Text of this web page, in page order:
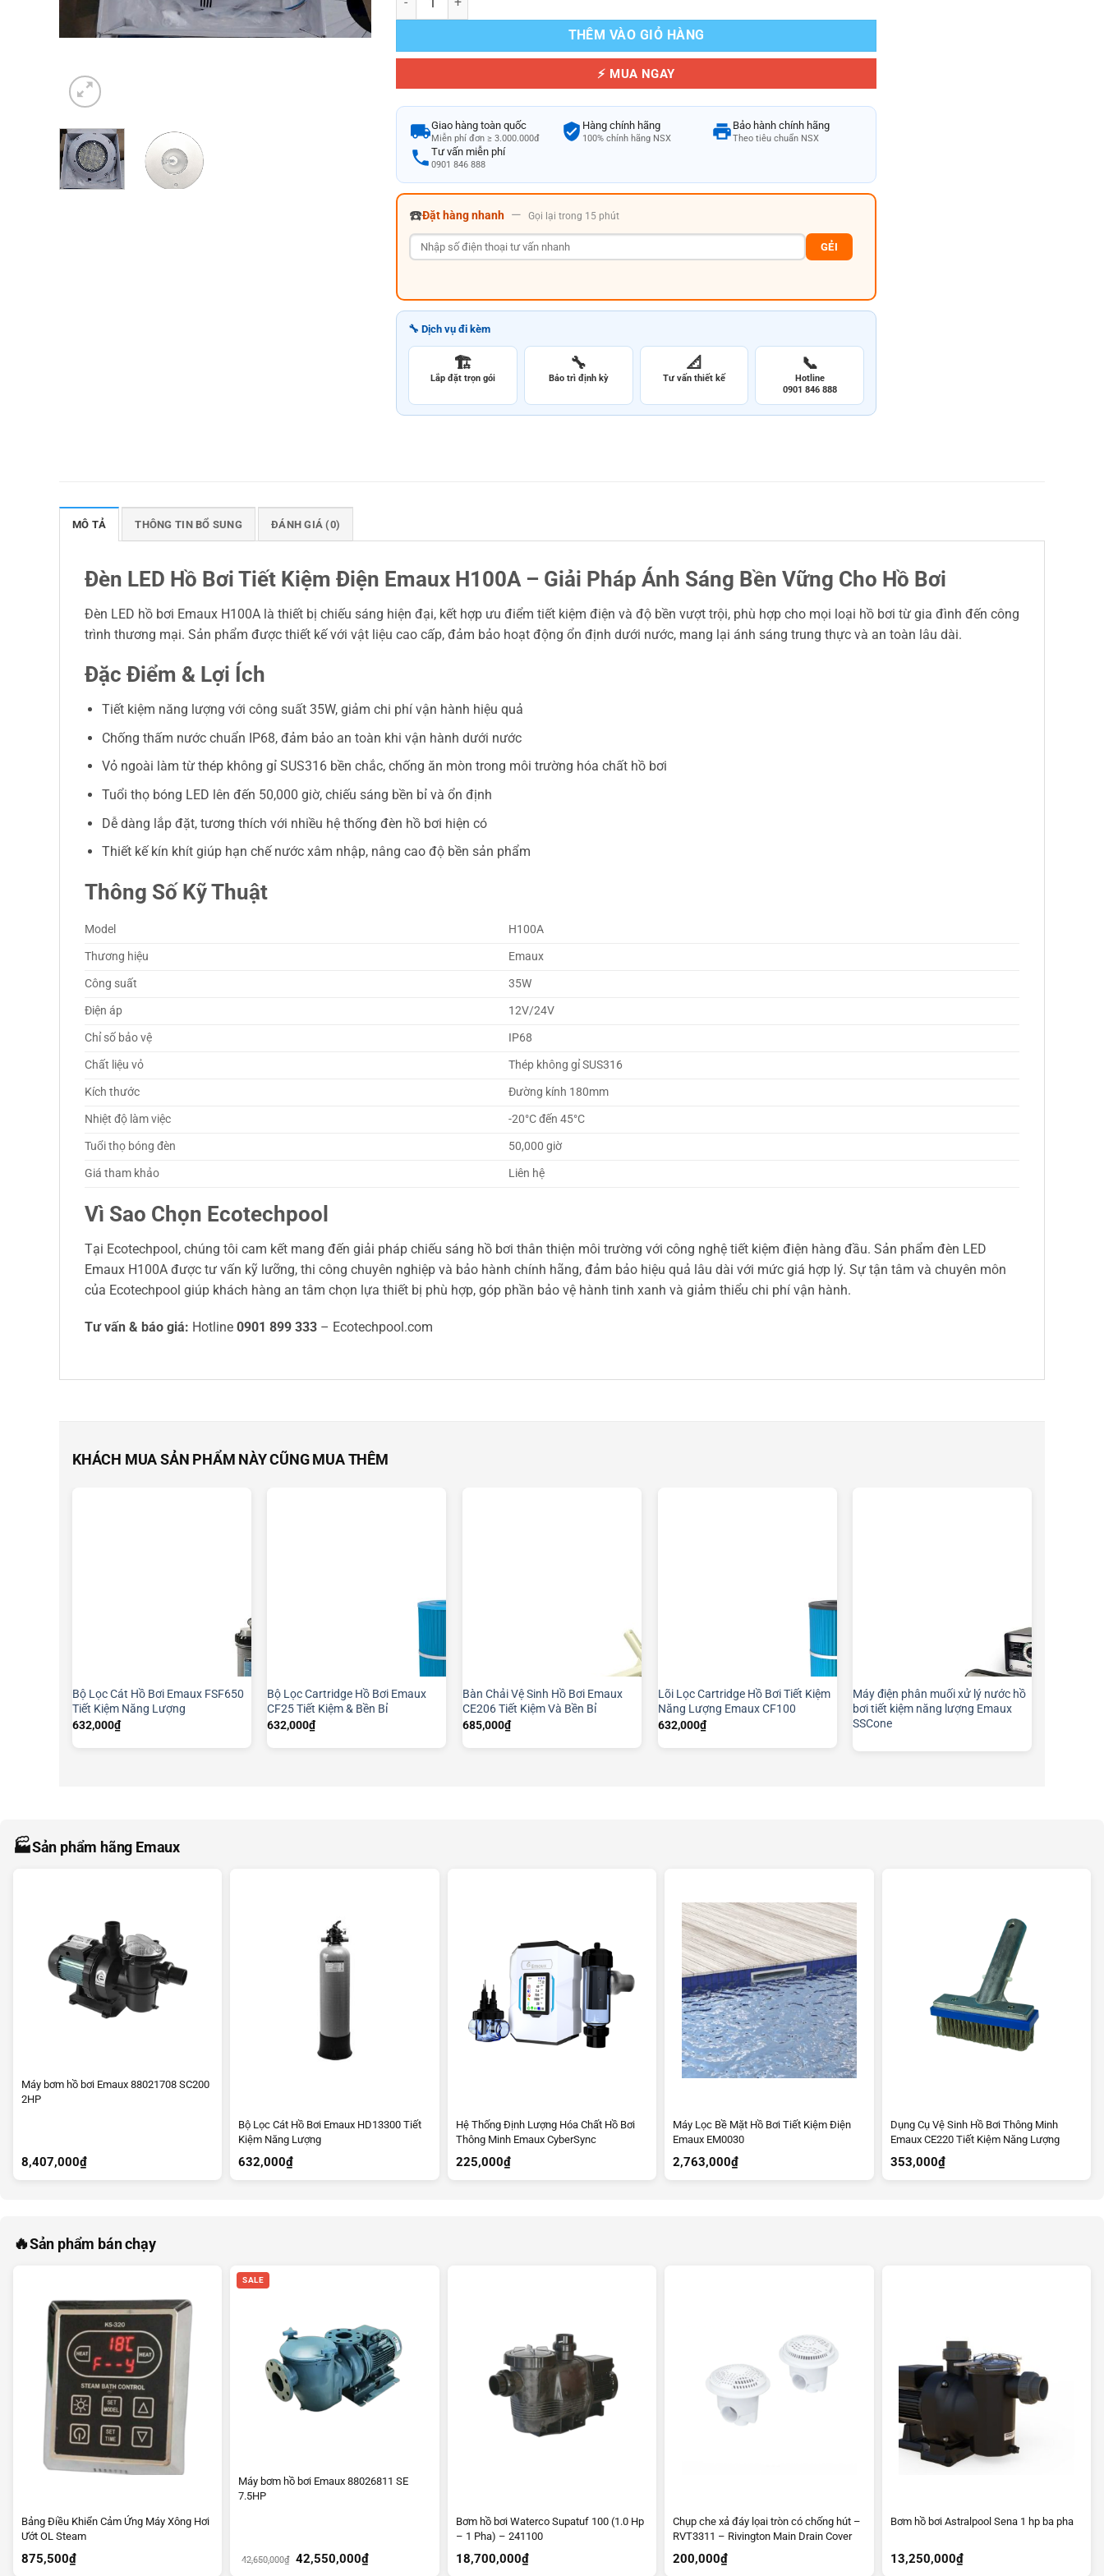
THÊM VÀO GIỎ HÀNG
⚡ MUA NGAY
Giao hàng toàn quốc
Miễn phí đơn ≥ 3.000.000đ
Hàng chính hãng
100% chính hãng NSX
Bảo hành chính hãng
Theo tiêu chuẩn NSX
Tư vấn miễn phí
0901 846 888
☎️Đặt hàng nhanh — Gọi lại trong 15 phút
GẺI
🔧 Dịch vụ đi kèm
🏗️
Lắp đặt trọn gói
🔧
Bảo trì định kỳ
📐
Tư vấn thiết kế
📞
Hotline
0901 846 888
MÔ TẢ THÔNG TIN BỔ SUNG ĐÁNH GIÁ (0)
Đèn LED Hồ Bơi Tiết Kiệm Điện Emaux H100A – Giải Pháp Ánh Sáng Bền Vững Cho Hồ Bơi
Đèn LED hồ bơi Emaux H100A là thiết bị chiếu sáng hiện đại, kết hợp ưu điểm tiết kiệm điện và độ bền vượt trội, phù hợp cho mọi loại hồ bơi từ gia đình đến công
trình thương mại. Sản phẩm được thiết kế với vật liệu cao cấp, đảm bảo hoạt động ổn định dưới nước, mang lại ánh sáng trung thực và an toàn lâu dài.
Đặc Điểm & Lợi Ích
Tiết kiệm năng lượng với công suất 35W, giảm chi phí vận hành hiệu quả
Chống thấm nước chuẩn IP68, đảm bảo an toàn khi vận hành dưới nước
Vỏ ngoài làm từ thép không gỉ SUS316 bền chắc, chống ăn mòn trong môi trường hóa chất hồ bơi
Tuổi thọ bóng LED lên đến 50,000 giờ, chiếu sáng bền bỉ và ổn định
Dễ dàng lắp đặt, tương thích với nhiều hệ thống đèn hồ bơi hiện có
Thiết kế kín khít giúp hạn chế nước xâm nhập, nâng cao độ bền sản phẩm
Thông Số Kỹ Thuật
Model
H100A
Thương hiệu
Emaux
Công suất
35W
Điện áp
12V/24V
Chỉ số bảo vệ
IP68
Chất liệu vỏ
Thép không gỉ SUS316
Kích thước
Đường kính 180mm
Nhiệt độ làm việc
-20°C đến 45°C
Tuổi thọ bóng đèn
50,000 giờ
Giá tham khảo
Liên hệ
Vì Sao Chọn Ecotechpool
Tại Ecotechpool, chúng tôi cam kết mang đến giải pháp chiếu sáng hồ bơi thân thiện môi trường với công nghệ tiết kiệm điện hàng đầu. Sản phẩm đèn LED
Emaux H100A được tư vấn kỹ lưỡng, thi công chuyên nghiệp và bảo hành chính hãng, đảm bảo hiệu quả lâu dài với mức giá hợp lý. Sự tận tâm và chuyên môn
của Ecotechpool giúp khách hàng an tâm chọn lựa thiết bị phù hợp, góp phần bảo vệ hành tinh xanh và giảm thiểu chi phí vận hành.
Tư vấn & báo giá: Hotline 0901 899 333 – Ecotechpool.com
KHÁCH MUA SẢN PHẨM NÀY CŨNG MUA THÊM
Bộ Lọc Cát Hồ Bơi Emaux FSF650
Tiết Kiệm Năng Lượng
632,000₫
Bộ Lọc Cartridge Hồ Bơi Emaux
CF25 Tiết Kiệm & Bền Bỉ
632,000₫
Bàn Chải Vệ Sinh Hồ Bơi Emaux
CE206 Tiết Kiệm Và Bền Bỉ
685,000₫
Lõi Lọc Cartridge Hồ Bơi Tiết Kiệm
Năng Lượng Emaux CF100
632,000₫
Máy điện phân muối xử lý nước hồ
bơi tiết kiệm năng lượng Emaux
SSCone
🏭Sản phẩm hãng Emaux
Máy bơm hồ bơi Emaux 88021708 SC200
2HP
8,407,000₫
Bộ Lọc Cát Hồ Bơi Emaux HD13300 Tiết
Kiệm Năng Lượng
632,000₫
Hệ Thống Định Lượng Hóa Chất Hồ Bơi
Thông Minh Emaux CyberSync
225,000₫
Máy Lọc Bề Mặt Hồ Bơi Tiết Kiệm Điện
Emaux EM0030
2,763,000₫
Dụng Cụ Vệ Sinh Hồ Bơi Thông Minh
Emaux CE220 Tiết Kiệm Năng Lượng
353,000₫
🔥Sản phẩm bán chạy
Bảng Điều Khiển Cảm Ứng Máy Xông Hơi
Ướt OL Steam
875,500₫
SALE
Máy bơm hồ bơi Emaux 88026811 SE
7.5HP
42,650,000₫ Giá
42,550,000₫Giá
Bơm hồ bơi Waterco Supatuf 100 (1.0 Hp
– 1 Pha) – 241100
18,700,000₫
Chụp che xả đáy lọai tròn có chống hút –
RVT3311 – Rivington Main Drain Cover
200,000₫
Bơm hồ bơi Astralpool Sena 1 hp ba pha
13,250,000₫